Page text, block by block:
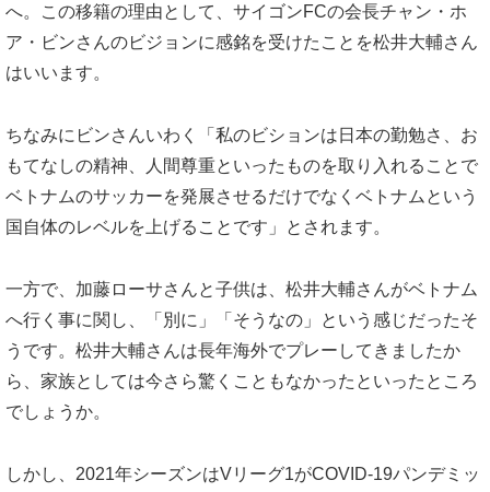
へ。この移籍の理由として、サイゴンFCの会長チャン・ホ
ア・ビンさんのビジョンに感銘を受けたことを松井大輔さん
はいいます。
ちなみにビンさんいわく「私のビションは日本の勤勉さ、お
もてなしの精神、人間尊重といったものを取り入れることで
ベトナムのサッカーを発展させるだけでなくベトナムという
国自体のレベルを上げることです」とされます。
一方で、加藤ローサさんと子供は、松井大輔さんがベトナム
へ行く事に関し、「別に」「そうなの」という感じだったそ
うです。松井大輔さんは長年海外でプレーしてきましたか
ら、家族としては今さら驚くこともなかったといったところ
でしょうか。
しかし、2021年シーズンはVリーグ1がCOVID-19パンデミッ